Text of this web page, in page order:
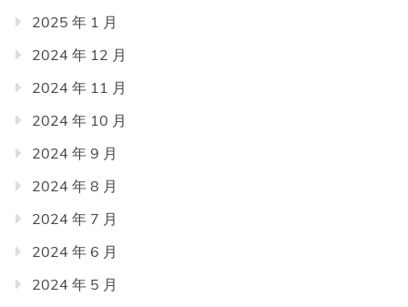
2025 年 1 月
2024 年 12 月
2024 年 11 月
2024 年 10 月
2024 年 9 月
2024 年 8 月
2024 年 7 月
2024 年 6 月
2024 年 5 月